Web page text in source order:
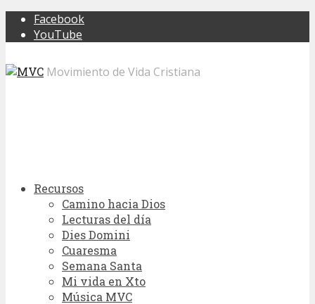
Facebook
YouTube
Movimiento de Vida Cristiana
Recursos
Camino hacia Dios
Lecturas del día
Dies Domini
Cuaresma
Semana Santa
Mi vida en Xto
Música MVC